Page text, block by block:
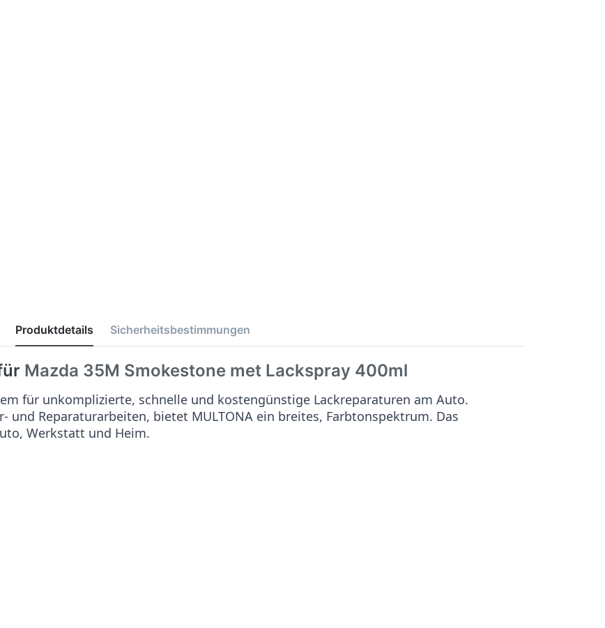
Produktdetails Sicherheitsbestimmungen
Mazda 35M Smokestone met Lackspray 400ml
für unkomplizierte, schnelle und kostengünstige Lackreparaturen am Auto.
Reparaturarbeiten, bietet MULTONA ein breites, Farbtonspektrum. Das
Werkstatt und Heim.